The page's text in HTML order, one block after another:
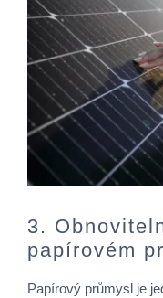
3.
papírovém
Papírový průmysl je